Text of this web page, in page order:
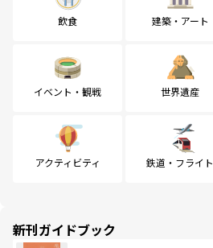
飲食 建築・アート
イベント・観戦 世界遺産
アクティビティ 鉄道・フライト
新刊ガイドブック